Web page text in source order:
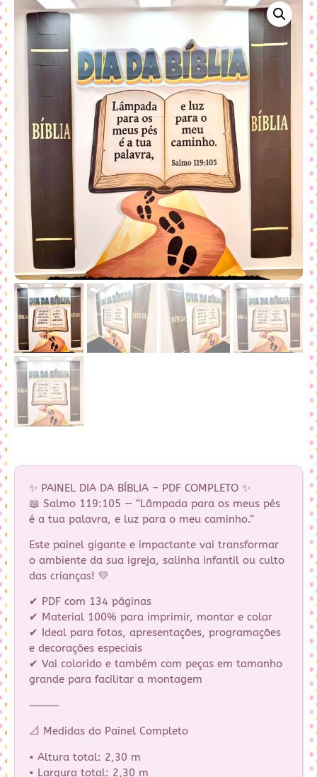
✨ PAINEL DIA DA BÍBLIA – PDF COMPLETO ✨
📖 Salmo 119:105 — “Lâmpada para os meus pés
é a tua palavra, e luz para o meu caminho.”
Este painel gigante e impactante vai transformar
o ambiente da sua igreja, salinha infantil ou culto
das crianças! 💛
✔ PDF com 134 páginas
✔ Material 100% para imprimir, montar e colar
✔ Ideal para fotos, apresentações, programações
e decorações especiais
✔ Vai colorido e também com peças em tamanho
grande para facilitar a montagem
⸻
📐 Medidas do Painel Completo
• Altura total: 2,30 m
• Largura total: 2,30 m